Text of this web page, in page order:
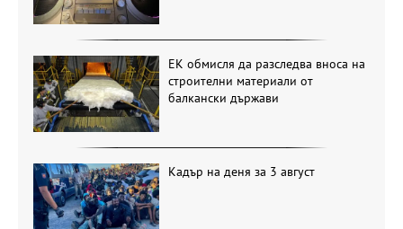
ЕК обмисля да разследва вноса на
строителни материали от
балкански държави
Кадър на деня за 3 август